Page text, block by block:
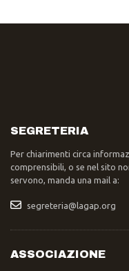
SEGRETERIA
Per chiarimenti circa
comprensibili, o se nel sito
servono, manda una mail a:
segreteria@lagap.org
ASSOCIAZIONE